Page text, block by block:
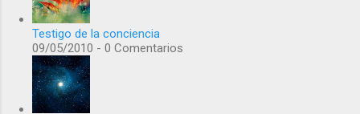
Testigo de la conciencia
09/05/2010 - 0 Comentarios